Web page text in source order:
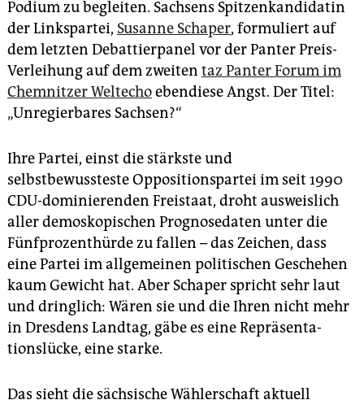
abo
genossenschaft
epaper login
Podium zu begleiten. Sachsens Spitzenkandidatin
der Linkspartei, Susanne Schaper, formuliert auf
dem ­letzten Debattier­panel vor der Panter Preis-
Verleihung auf dem zweiten taz Panter Forum im
Chemnitzer Weltechoebendiese Angst. Der Titel:
„Unregierbares Sachsen?“
Ihre Partei, einst die stärkste und
selbstbewussteste Oppositionspartei im seit 1990
CDU-dominierenden Freistaat, droht ausweislich
aller demoskopischen Prognosedaten unter die
Fünfprozenthürde zu fallen – das Zeichen, dass
eine Partei im allgemeinen politischen Geschehen
kaum Gewicht hat. Aber Schaper spricht sehr laut
und dringlich: Wären sie und die Ihren nicht mehr
in Dresdens Landtag, gäbe es eine Repräsenta­
tions­lücke, eine starke.
Das sieht die sächsische Wählerschaft aktuell